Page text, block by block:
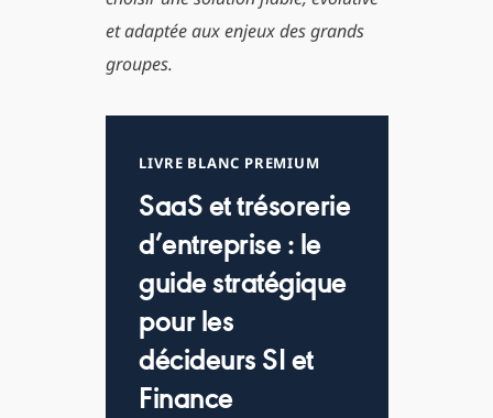
et adaptée aux enjeux des grands
groupes.
LIVRE BLANC PREMIUM
SaaS et trésorerie
d’entreprise : le
guide stratégique
pour les
décideurs SI et
Finance